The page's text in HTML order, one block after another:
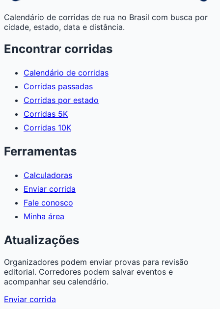
Calendário de corridas de rua no Brasil com busca por
cidade, estado, data e distância.
Encontrar corridas
Calendário de corridas
Corridas passadas
Corridas por estado
Corridas 5K
Corridas 10K
Ferramentas
Calculadoras
Enviar corrida
Fale conosco
Minha área
Atualizações
Organizadores podem enviar provas para revisão
editorial. Corredores podem salvar eventos e
acompanhar seu calendário.
Enviar corrida